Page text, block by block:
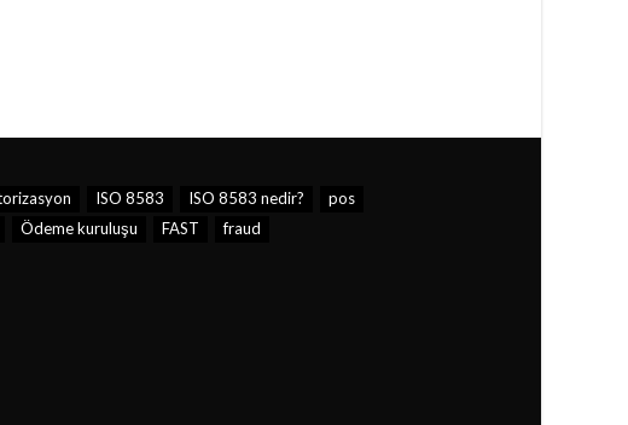
ISO 8583 ISO 8583 nedir?
pos
Ödeme kuruluşu FAST fraud